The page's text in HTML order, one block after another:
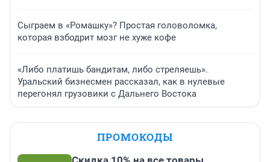
Сыграем в «Ромашку»? Простая головоломка,
которая взбодрит мозг не хуже кофе
«Либо платишь бандитам, либо стреляешь».
Уральский бизнесмен рассказал, как в нулевые
перегонял грузовики с Дальнего Востока
ПРОМОКОДЫ